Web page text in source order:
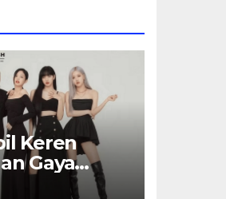
Keren
Gaya
Hitam: